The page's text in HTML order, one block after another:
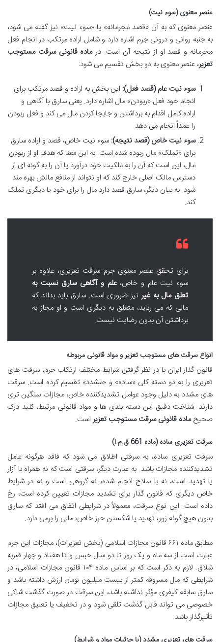
عنصر معنوی (سوء نیت)
عنصر معنوی که به آن «قصد مجرمانه» یا «سوء نیت» نیز گفته می شود،
به جنبه روانی و درونی جرم اشاره دارد و شامل اراده مرتکب در انجام فعل
مجرمانه و قصد او از نتیجه آن است. درماده قانونی سرقت مستوجب
تعزیر، عنصر معنوی به دو بخش تقسیم می شود:
سوء نیت عام (قصد فعل): این بخش به اراده و قصد مرتکب برای
انجام خود فعل «ربودن» مال اشاره دارد. یعنی سارق با آگاهی و
اراده کامل اقدام به برداشتن و جابجا کردن مال می کند و فعل ربودن
را عمداً انجام می دهد.
سوء نیت خاص (قصد نتیجه): سوء نیت خاص، قصد و اراده سارق
برای «تملک» مال ربوده شده است. به این معنا که هدف او از ربودن
مال، این است که آن را به ملکیت خود درآورد یا آن را به گونه ای از
دسترس مالک اصلی خارج کند که او نتواند از منافع مالش بهره مند
شود. به بیان دیگر، سارق قصد دارد مال را برای خود یا دیگری تملک
کند.
برای تحقق عنصر معنوی جرم سرقت تعزیری، علاوه بر
سوء نیت عام و خاص،علم و آگاهی سارق نسبت به
تعلق مال به غیرنیز ضروری است. سارق باید بداند که
مالی که می رباید، متعلق به دیگری است و او مجاز به
برداشتن آن بدون رضایت نیست.
انواع سرقت های مستوجب تعزیر و مواد قانونی مربوطه
قانون گذار ایران با در نظر گرفتن شرایط مختلف ارتکاب جرم، سرقت های
تعزیری را به دو دسته کلی «ساده» و «مشدد» تقسیم کرده است. سرقت
های مشدد به دلیل وجود عوامل تشدیدکننده خاص، مجازات سنگین تری
دارند. شناخت دقیق این دسته بندی ها و مواد قانونی مرتبط، کلید درک
صحیحماده قانونی سرقت مستوجب تعزیراست.
سرقت تعزیری ساده (ماده 661 ق.م.ا)
سرقت تعزیری ساده، به سرقتی اطلاق می شود که فاقد هرگونه عامل
تشدیدکننده مجازات باشد. به عبارت دیگر، سرقتی است که نه همراه با آزار
یا تهدید است، نه با سلاح انجام شده، نه گروهی است و نه در شرایط
خاص دیگری که قانون گذار برای تشدید مجازات تعیین کرده است، رخ
داده است. این نوع سرقت، معمولاً در شرایطی اتفاق می افتد که سارق
بدون هیچ گونه زور، تهدید یا شکستن حرز خاص، مالی را برمی دارد.
مطابق ماده ۶۶۱ قانون مجازات اسلامی (بخش تعزیرات)، مجازات این جرم
عبارت است از سه ماه و یک روز تا دو سال حبس و تا هفتاد و چهار ضربه
شلاق. لازم به ذکر است که بر اساس ماده ۱۰۴ قانون مجازات اسلامی، در
شرایطی که مال مسروقه کمتر از بیست میلیون تومان ارزش داشته باشد و
سارق سابقه کیفری مؤثر نداشته باشد، این سرقت در صورت گذشت شاکی
خصوصی می تواند قابل گذشت تلقی شود و در تخفیف یا تعلیق مجازات
تأثیرگذار باشد.